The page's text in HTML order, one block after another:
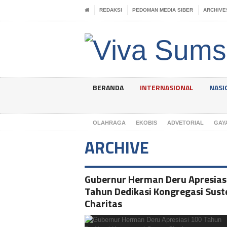
REDAKSI PEDOMAN MEDIA SIBER
BERANDA INTERNASIONAL
OLAHRAGA EKOBIS ADVETORIAL
ARCHIVE
Gubernur Herman Deru
Tahun Dedikasi Kongregasi
Charitas